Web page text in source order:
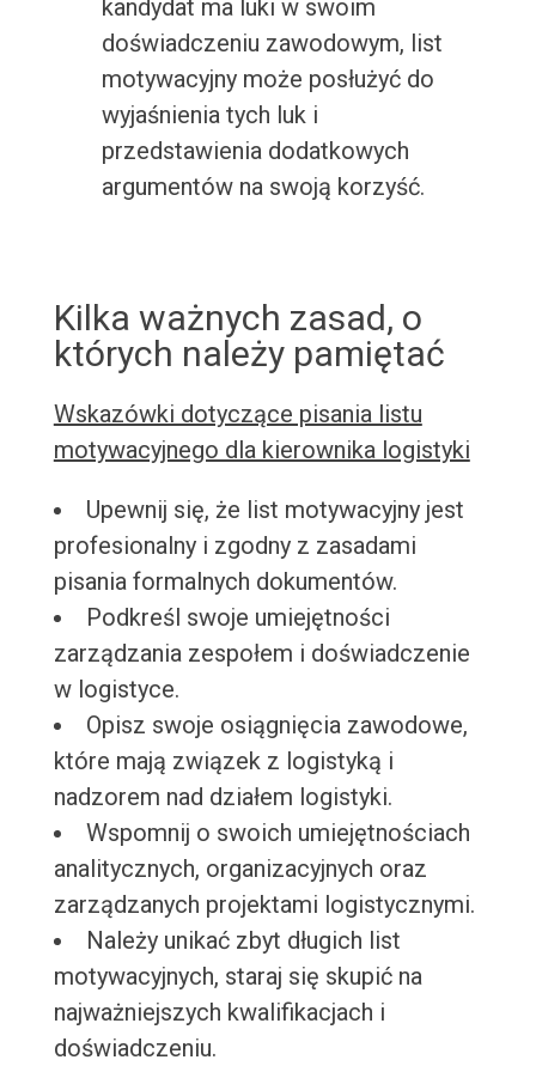
kandydat ma luki w swoim
doświadczeniu zawodowym, list
motywacyjny może posłużyć do
wyjaśnienia tych luk i
przedstawienia dodatkowych
argumentów na swoją korzyść.
Kilka ważnych zasad, o
których należy pamiętać
Wskazówki dotyczące pisania listu
motywacyjnego dla kierownika logistyki
Upewnij się, że list motywacyjny jest
profesionalny i zgodny z zasadami
pisania formalnych dokumentów.
Podkreśl swoje umiejętności
zarządzania zespołem i doświadczenie
w logistyce.
Opisz swoje osiągnięcia zawodowe,
które mają związek z logistyką i
nadzorem nad działem logistyki.
Wspomnij o swoich umiejętnościach
analitycznych, organizacyjnych oraz
zarządzanych projektami logistycznymi.
Należy unikać zbyt długich list
motywacyjnych, staraj się skupić na
najważniejszych kwalifikacjach i
doświadczeniu.